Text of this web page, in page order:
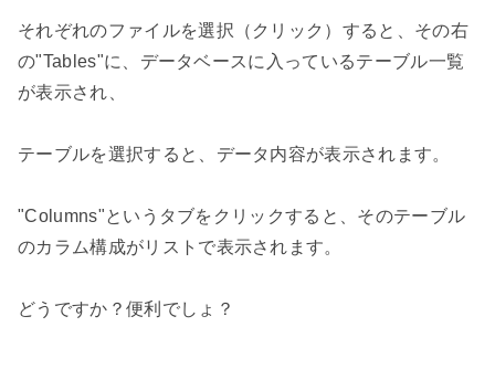
それぞれのファイルを選択（クリック）すると、その右
の"Tables"に、データベースに入っているテーブル一覧
が表示され、
テーブルを選択すると、データ内容が表示されます。
"Columns"というタブをクリックすると、そのテーブル
のカラム構成がリストで表示されます。
どうですか？便利でしょ？